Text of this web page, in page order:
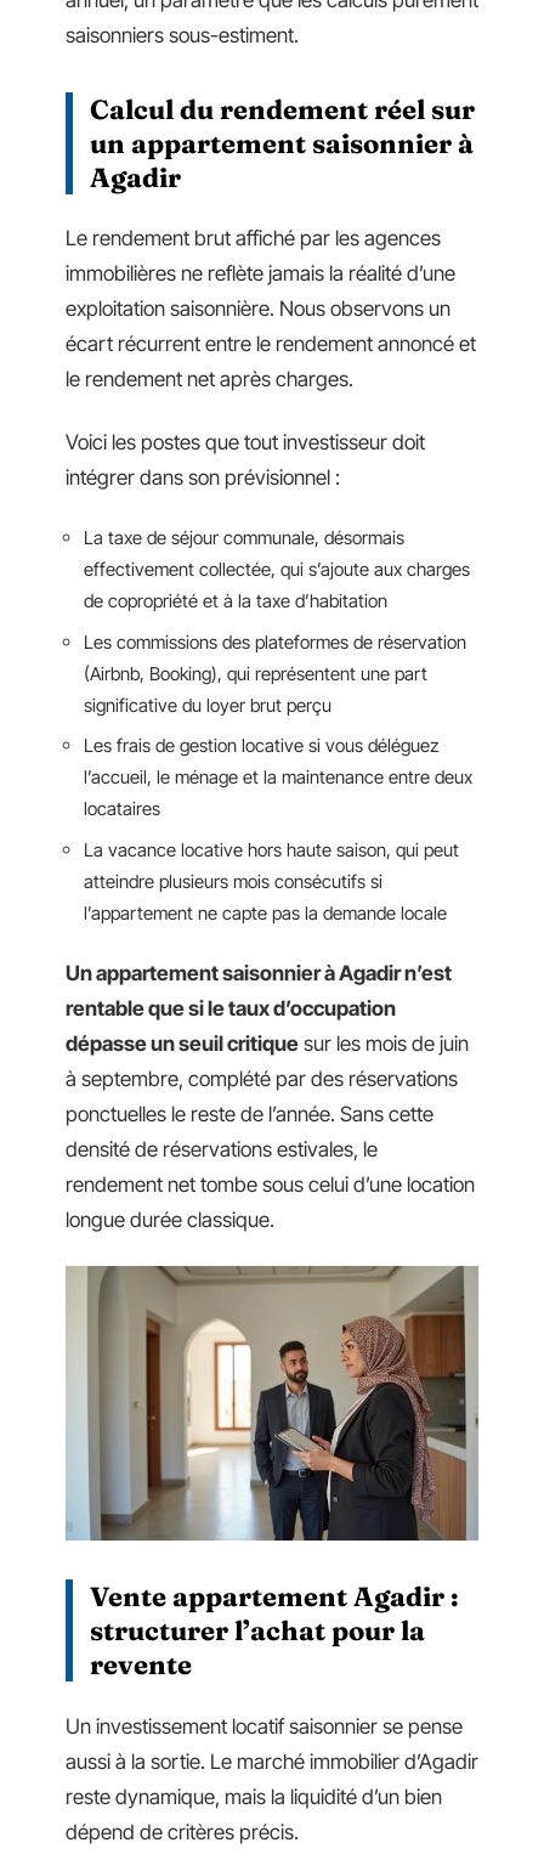
saisonniers sous-estiment.
Calcul du rendement réel sur
un appartement saisonnier à
Agadir
Le rendement brut affiché par les agences
immobilières ne reflète jamais la réalité d’une
exploitation saisonnière. Nous observons un
écart récurrent entre le rendement annoncé et
le rendement net après charges.
Voici les postes que tout investisseur doit
intégrer dans son prévisionnel :
La taxe de séjour communale, désormais
effectivement collectée, qui s’ajoute aux charges
de copropriété et à la taxe d’habitation
Les commissions des plateformes de réservation
(Airbnb, Booking), qui représentent une part
significative du loyer brut perçu
Les frais de gestion locative si vous déléguez
l’accueil, le ménage et la maintenance entre deux
locataires
La vacance locative hors haute saison, qui peut
atteindre plusieurs mois consécutifs si
l’appartement ne capte pas la demande locale
Un appartement saisonnier à Agadir n’est
rentable que si le taux d’occupation
dépasse un seuil critique sur les mois de juin
à septembre, complété par des réservations
ponctuelles le reste de l’année. Sans cette
densité de réservations estivales, le
rendement net tombe sous celui d’une location
longue durée classique.
Vente appartement Agadir :
structurer l’achat pour la
revente
Un investissement locatif saisonnier se pense
aussi à la sortie. Le marché immobilier d’Agadir
reste dynamique, mais la liquidité d’un bien
dépend de critères précis.